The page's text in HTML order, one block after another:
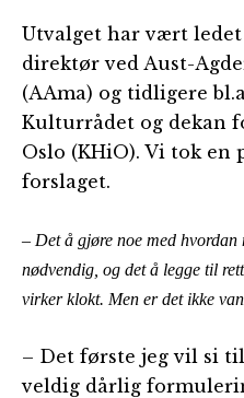
Utvalget har vært ledet
direktør ved Aust-
(AAma) og tidligere
Kulturrådet og dekan
Oslo (KHiO). Vi tok en
forslaget.
– Det å gjøre noe med hvordan
nødvendig, og det å legge til
virker klokt. Men er det ikke
– Det første jeg vil si
veldig dårlig